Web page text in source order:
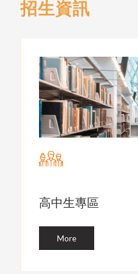
招生資訊
高中生專區
More